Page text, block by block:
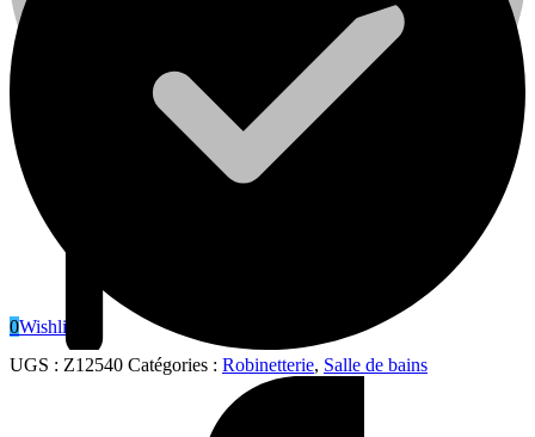
0Wishlist
UGS : Z12540 Catégories : Robinetterie, Salle de bains